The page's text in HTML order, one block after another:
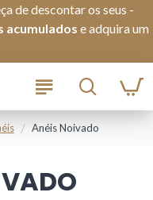
de descontar os seus -
acumulados e adquira um
Anéis Noivado